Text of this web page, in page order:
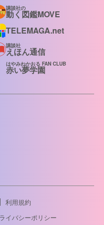
講談社の
動く図鑑MOVE
TELEMAGA.net
講談社
えほん通信
はやみねかおる FAN CLUB
赤い夢学園
利用規約
イバシーポリシー